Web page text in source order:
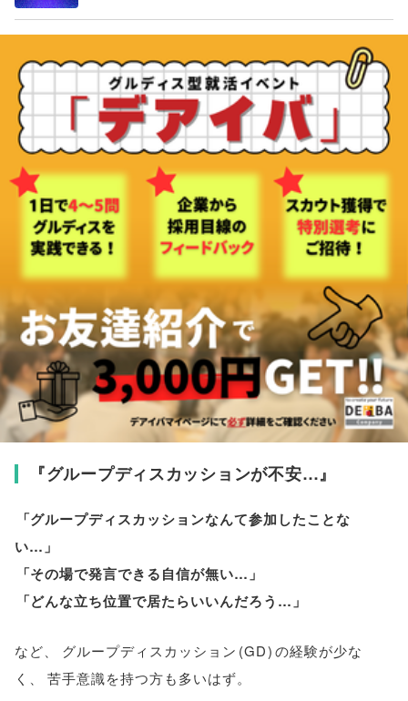
『グループディスカッションが不安…』
「グループディスカッションなんて参加したことな
い…」
「その場で発言できる自信が無い…」
「どんな立ち位置で居たらいいんだろう…」
など グループディスカッション (GD)の経験が少な
く
苦手意識を持つ方も多いはず。